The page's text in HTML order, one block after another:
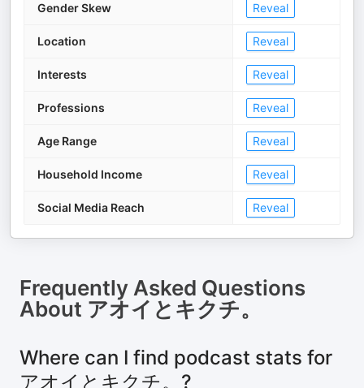
Gender Skew Reveal
Location Reveal
Interests Reveal
Professions Reveal
Age Range Reveal
Household Income Reveal
Social Media Reach Reveal
Frequently Asked Questions
About アオイとキクチ。
Where can I find podcast stats for
アオイとキクチ。?